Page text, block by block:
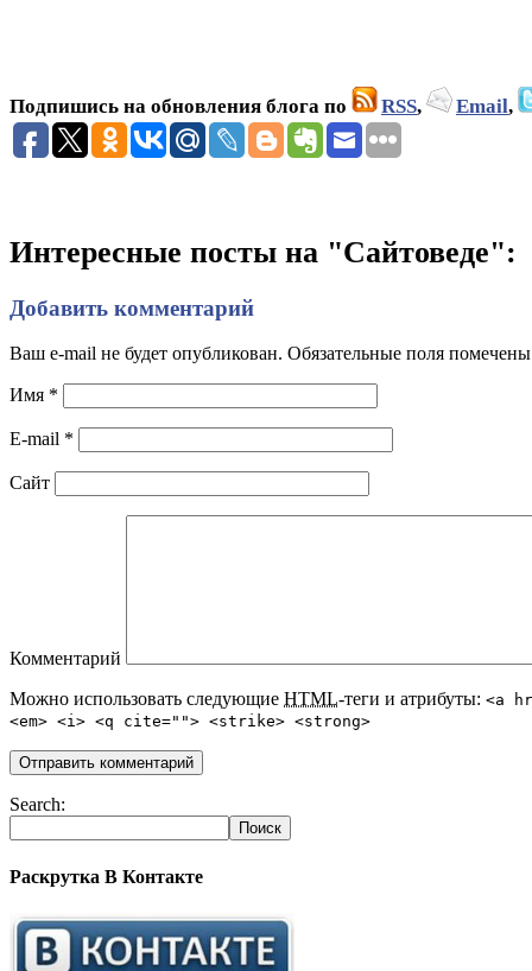
Подпишись на обновления блога по RSS, Email,
Интересные посты на "Сайтоведе":
Добавить комментарий
Ваш e-mail не будет опубликован. Обязательные поля помечены
Имя *
E-mail *
Сайт
Комментарий
Можно использовать следующие HTML-теги и атрибуты: <a
<em> <i> <q cite=""> <strike> <strong>
Search:
Раскрутка В Контакте